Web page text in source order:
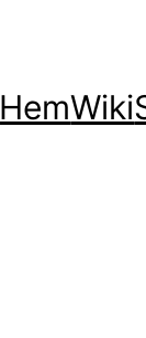
HemWiki